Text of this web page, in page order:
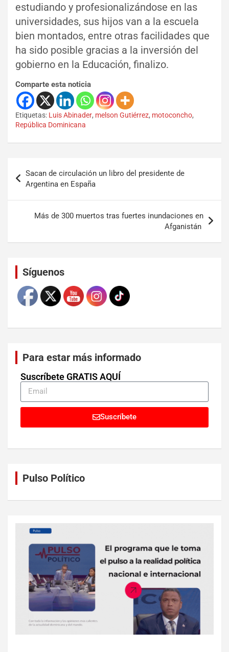
estudiando y profesionalizándose en las
universidades, sus hijos van a la escuela
bien montados, entre otras facilidades que
ha sido posible gracias a la inversión del
gobierno en la Educación, finalizo.
Comparte esta noticia
Etiquetas: Luis Abinader, melson Gutiérrez, motoconcho,
República Dominicana
Sacan de circulación un libro del presidente de
Argentina en España
Más de 300 muertos tras fuertes inundaciones en
Afganistán
Síguenos
Para estar más informado
Suscríbete GRATIS AQUÍ
Suscríbete
Pulso Político